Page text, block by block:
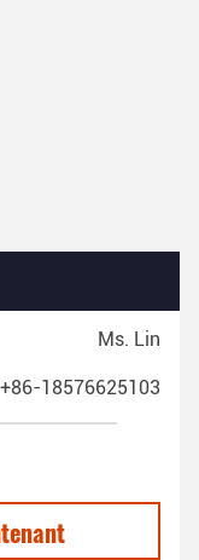
Ms. Lin
+86-18576625103